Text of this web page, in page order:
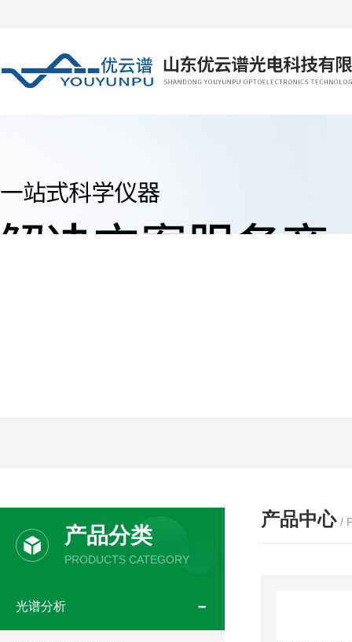
产品分类
PRODUCTS CATEGORY
光谱分析
产品中心 /